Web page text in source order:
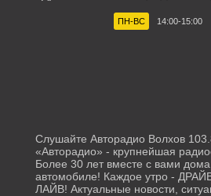
Бологое 106.4 FM
Бугульма 105.9 FM
Буденновск 106.0 FM
Бузулук 106.8 FM
ПН-ВС 14:00-15:00
Слушайте Авторадио Волхов
«Авторадио» - крупнейшая
Более 30 лет вместе с вами
автомобиле! Каждое утро -
ЛАЙВ! Актуальные новости,